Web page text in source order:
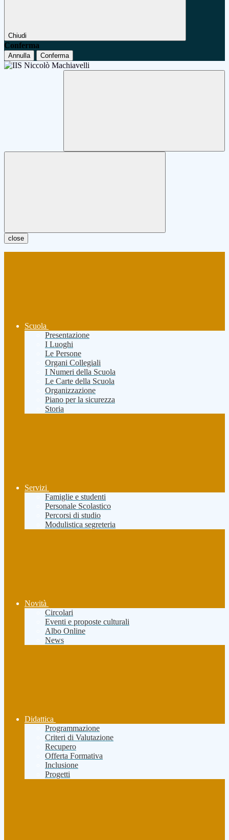
Chiudi
Conferma
Annulla Conferma
close
Scuola
Presentazione
I Luoghi
Le Persone
Organi Collegiali
I Numeri della Scuola
Le Carte della Scuola
Organizzazione
Piano per la sicurezza
Storia
Servizi
Famiglie e studenti
Personale Scolastico
Percorsi di studio
Modulistica segreteria
Novità
Circolari
Eventi e proposte culturali
Albo Online
News
Didattica
Programmazione
Criteri di Valutazione
Recupero
Offerta Formativa
Inclusione
Progetti